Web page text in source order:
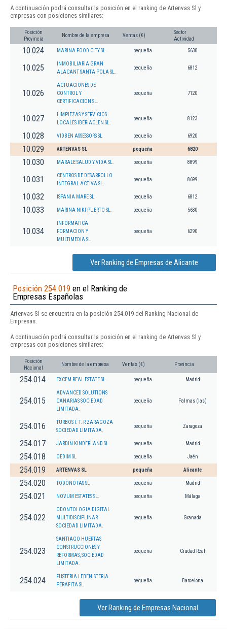
A continuación podrá consultar la posición en el ranking de Artenvas Sl y
empresas con posiciones similares:
Posición
Provincia
Nombre de la empresa Ventas (€)
Sector
Actividad
10.024 MARINA FOOD CITY SL. pequeña 5630
10.025
INMOBILIARIA GRAN
ALACANT SANTA POLA SL.
pequeña 6812
10.026
ACTUACIONES DE
CONTROL Y
CERTIFICACION SL.
pequeña 7120
10.027
LIMPIEZAS Y SERVICIOS
LOCALES IBERIACLEN SL.
pequeña 8123
10.028 VIDBEN ASSESSORS SL pequeña 6920
10.029 ARTENVAS SL pequeña 6820
10.030 MARALE SALUD Y VIDA SL. pequeña 8899
10.031
CENTROS DE DESARROLLO
INTEGRAL ACTIVA SL.
pequeña 8699
10.032 ISPANIA MARE SL. pequeña 6812
10.033 MARINA NIKI PUERTO SL. pequeña 5630
10.034
INFORMATICA
FORMACION Y
MULTIMEDIA SL
pequeña 6290
Ver Ranking de Empresas de Alicante
Posición 254.019 en el Ranking de
Empresas Españolas
Artenvas Sl se encuentra en la posición 254.019 del Ranking Nacional de
Empresas.
A continuación podrá consultar la posición en el ranking de Artenvas Sl y
empresas con posiciones similares:
Posición
Nacional
Nombre de la empresa Ventas (€) Provincia
254.014 EXCEM REAL ESTATE SL. pequeña Madrid
254.015
ADVANCED SOLUTIONS
CANARIAS SOCIEDAD
LIMITADA.
pequeña Palmas (las)
254.016
TURBOS I. T. R ZARAGOZA
SOCIEDAD LIMITADA.
pequeña Zaragoza
254.017 JARDIN KINDERLAND SL. pequeña Madrid
254.018 OEDIM SL pequeña Jaén
254.019 ARTENVAS SL pequeña Alicante
254.020 TODONOTAS SL pequeña Madrid
254.021 NOVUM ESTATES SL. pequeña Málaga
254.022
ODONTOLOGIA DIGITAL
MULTIDISCIPLINAR
SOCIEDAD LIMITADA.
pequeña Granada
254.023
SANTIAGO HUERTAS
CONSTRUCCIONES Y
REFORMAS, SOCIEDAD
LIMITADA.
pequeña Ciudad Real
254.024
FUSTERIA I EBENISTERIA
PERAFITA SL
pequeña Barcelona
Ver Ranking de Empresas Nacional